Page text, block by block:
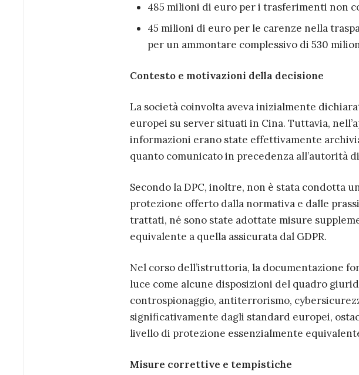
485 milioni di euro per i trasferimenti non
45 milioni di euro per le carenze nella
per un ammontare complessivo di 530
Contesto e motivazioni della decisione
La società coinvolta aveva inizialmente
europei su server situati in Cina. Tuttavia,
informazioni erano state effettivamente
quanto comunicato in precedenza all’autorità
Secondo la DPC, inoltre, non è stata condotta
protezione offerto dalla normativa e dalle
trattati, né sono state adottate misure
equivalente a quella assicurata dal GDPR.
Nel corso dell’istruttoria, la documentazione
luce come alcune disposizioni del quadro
controspionaggio, antiterrorismo,
significativamente dagli standard europei,
livello di protezione essenzialmente
Misure correttive e tempistiche